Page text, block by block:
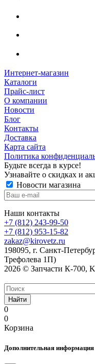
Интернет-магазин
Каталоги
Прайс-лист
О компании
Новости
Блог
Контакты
Доставка
Карта сайта
Политика
Будьте всегда в курсе!
Узнавайте о скидках и
Новости магазина
Наши контакты
+7 (812) 243-99-50
+7 (812) 953-15-82
zakaz@kirovetz.ru
198095, г. Санкт-
Трефолева 1П)
2026 © Запчасти К-700,
Найти
0
0
Корзина
Дополнительная информация